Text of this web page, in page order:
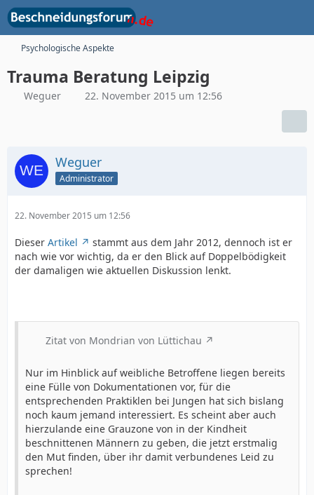
Psychologische Aspekte
Trauma Beratung Leipzig
Weguer 22. November 2015 um 12:56
Weguer
Administrator
22. November 2015 um 12:56
Dieser Artikel
stammt aus dem Jahr 2012, dennoch ist er
nach wie vor wichtig, da er den Blick auf Doppelbödigkeit
der damaligen wie aktuellen Diskussion lenkt.
Zitat von Mondrian von Lüttichau
Nur im Hinblick auf weibliche Betroffene liegen bereits
eine Fülle von Dokumentationen vor, für die
entsprechenden Praktiklen bei Jungen hat sich bislang
noch kaum jemand interessiert. Es scheint aber auch
hierzulande eine Grauzone von in der Kindheit
beschnittenen Männern zu geben, die jetzt erstmalig
den Mut finden, über ihr damit verbundenes Leid zu
sprechen!